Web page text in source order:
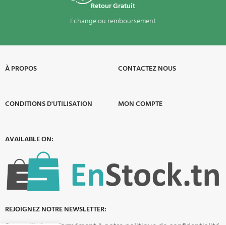
Retour Gratuit
Echange ou remboursement
À PROPOS​
CONDITIONS D'UTILISATION
CONTACTEZ NOUS
MON COMPTE
AVAILABLE ON:
REJOIGNEZ NOTRE NEWSLETTER: